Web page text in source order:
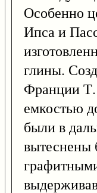
Особенно
Ипса и
глины.
Франции Т.
емкостью
были в
вытеснены